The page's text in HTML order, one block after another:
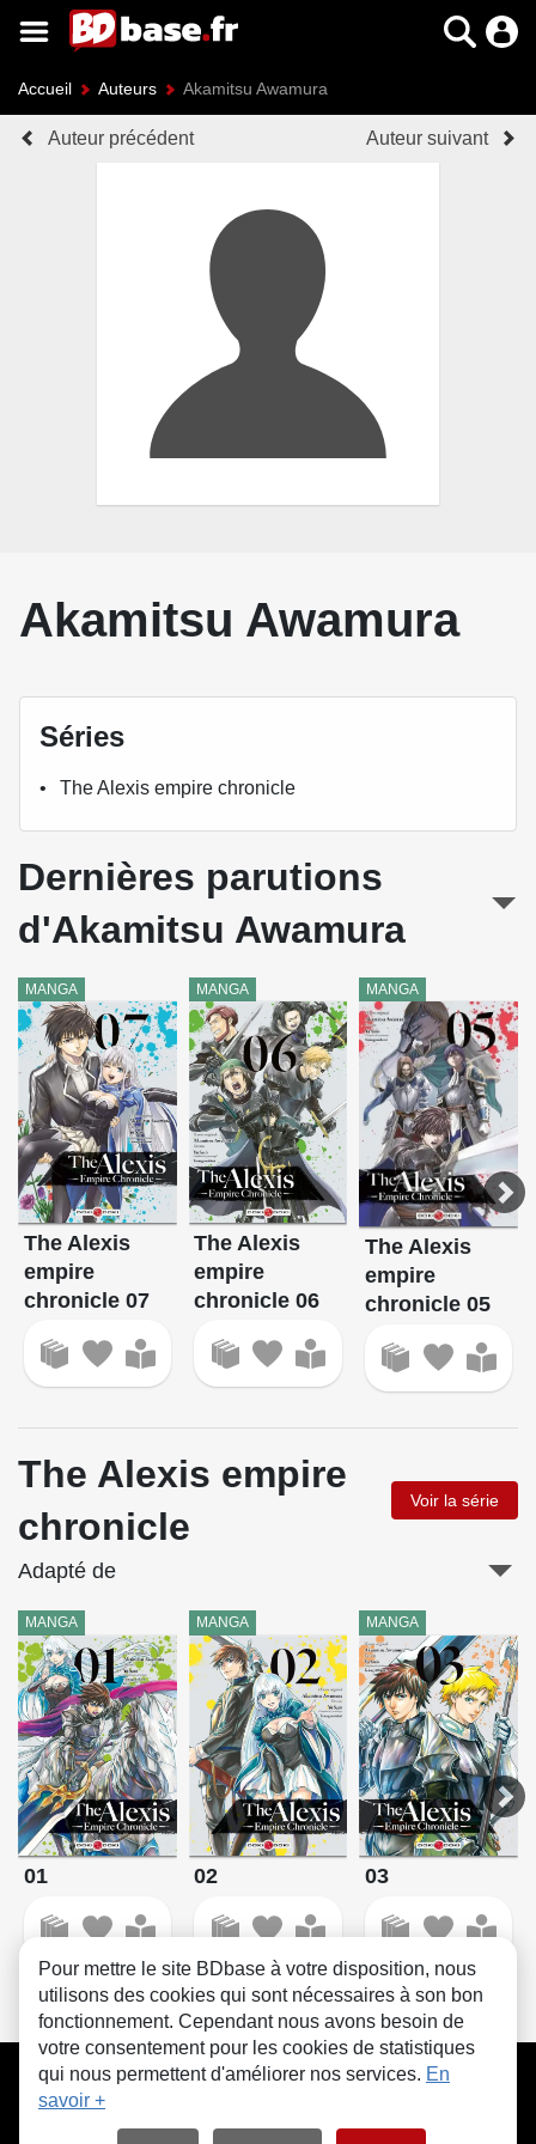
Accueil Auteurs Akamitsu Awamura
Auteur précédent Auteur suivant
Akamitsu Awamura
Séries
The Alexis empire chronicle
Dernières parutions
d'Akamitsu Awamura
MANGA
The Alexis
empire
chronicle 07
MANGA
The Alexis
empire
chronicle 06
MANGA
The Alexis
empire
chronicle 05
The Alexis empire
chronicle
Voir la série
Adapté de
MANGA
01
MANGA
02
MANGA
03
CGU FAQ Contact Cookies
Pour mettre le site BDbase à votre disposition, nous
utilisons des cookies qui sont nécessaires à son bon
fonctionnement. Cependant nous avons besoin de
votre consentement pour les cookies de statistiques
qui nous permettent d'améliorer nos services. En
savoir +